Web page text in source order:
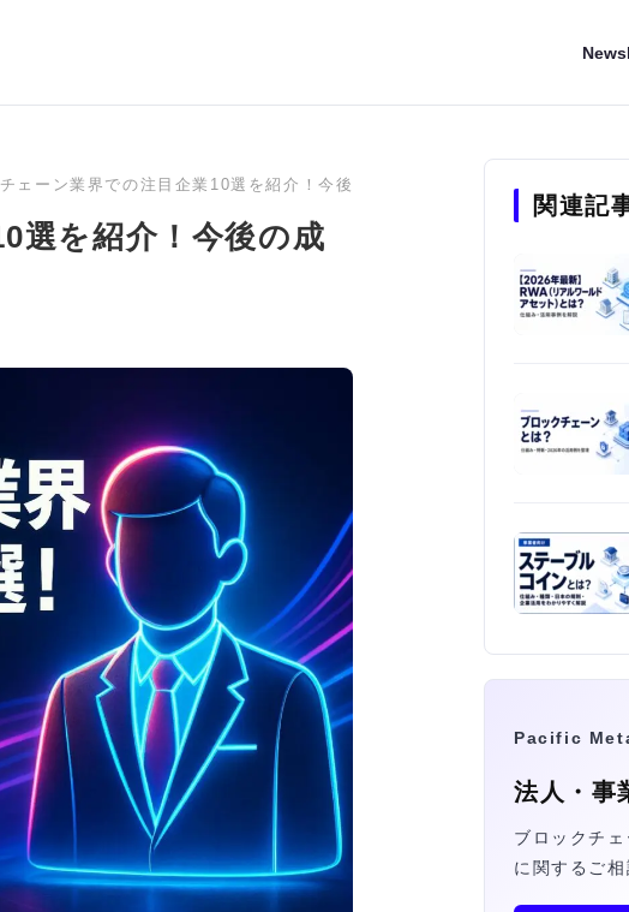
News
ェーン業界での注目企業10選を紹介！今後の成長要因なども解説
選を紹介！今後の成
関連記
Pacific
法人・事
ブロックチ
に関するご相